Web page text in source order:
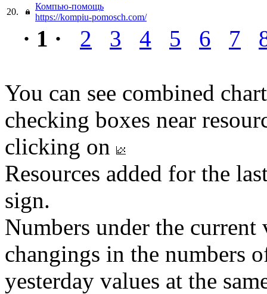
20.
Компью-помощь
https://kompiu-pomosch.com/
· 1 · 2 3 4 5 6 7
You can see combined
checking boxes near
clicking on
Resources added for the
sign.
Numbers under the
changings in the numbers
yesterday values at the